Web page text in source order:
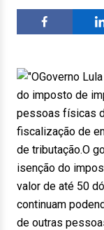
Governo
do imposto de
pessoas físicas
fiscalização de
de tributação.O
isenção do
valor de até 50
continuam
de outras